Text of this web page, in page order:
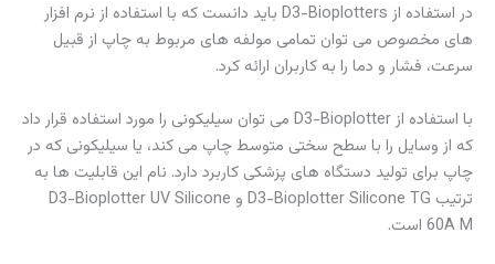
در استفاده از D3-Bioplotters باید دانست که با استفاده از نرم افزار
های مخصوص می توان تمامی مولفه های مربوط به چاپ از قبیل
سرعت، فشار و دما را به کاربران ارائه کرد.
با استفاده از D3-Bioplotter می توان سیلیکونی را مورد استفاده قرار داد
که از وسایل را با سطح سختی متوسط چاپ می کند، یا سیلیکونی که در
چاپ برای تولید دستگاه های پزشکی کاربرد دارد. نام این قابلیت ها به
ترتیب D3-Bioplotter Silicone TG و D3-Bioplotter UV Silicone
60A M است.